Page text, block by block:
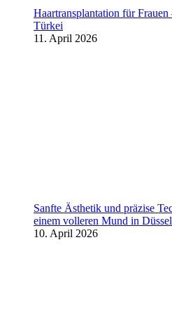
Haartransplantation für
Türkei
11. April 2026
Sanfte Ästhetik und präzise
einem volleren Mund in
10. April 2026